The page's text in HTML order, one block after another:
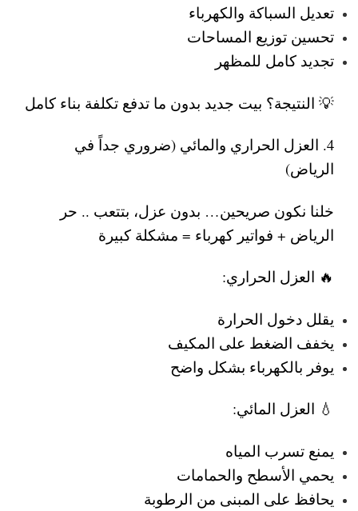
تعديل السباكة والكهرباء
تحسين توزيع المساحات
تجديد كامل للمظهر
💡 النتيجة؟ بيت جديد بدون ما تدفع تكلفة بناء كامل
4. العزل الحراري والمائي (ضروري جداً في
الرياض)
خلنا نكون صريحين… بدون عزل، بتتعب .. حر
الرياض + فواتير كهرباء = مشكلة كبيرة
🔥 العزل الحراري:
يقلل دخول الحرارة
يخفف الضغط على المكيف
يوفر بالكهرباء بشكل واضح
💧 العزل المائي:
يمنع تسرب المياه
يحمي الأسطح والحمامات
يحافظ على المبنى من الرطوبة